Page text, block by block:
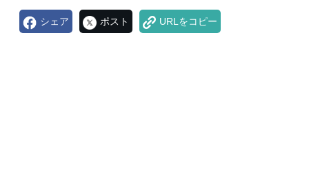
シェア ポスト URLをコピー